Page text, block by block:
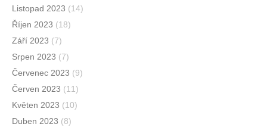
Listopad 2023 (14)
Říjen 2023 (18)
Září 2023 (7)
Srpen 2023 (7)
Červenec 2023 (9)
Červen 2023 (11)
Květen 2023 (10)
Duben 2023 (8)